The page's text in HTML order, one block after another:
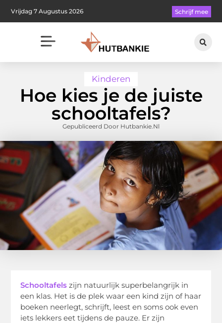
Vrijdag 7 Augustus 2026 Schrijf mee
Kinderen
Hoe kies je de juiste
schooltafels?
Gepubliceerd Door Hutbankie.nl
Schooltafels zijn natuurlijk superbelangrijk in
een klas. Het is de plek waar een kind zijn of haar
boeken neerlegt, schrijft, leest en soms ook even
iets lekkers eet tijdens de pauze. Er zijn